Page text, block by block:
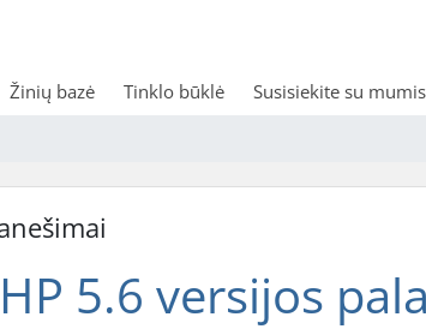
Žinių bazė Tinklo būklė Susisiekite su mumis
5.6 versijos